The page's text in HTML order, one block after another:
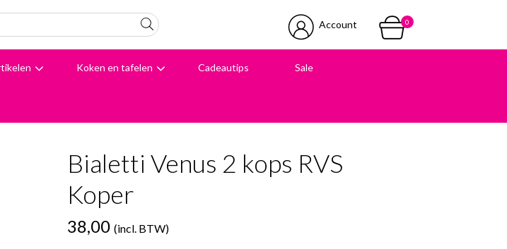
Account 0
Koken en tafelen Cadeautips Sale
Bialetti Venus 2 kops RVS
Koper
38,00 (incl. BTW)